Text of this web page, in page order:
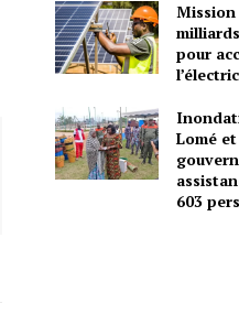
Mission
pour
Lomé
603